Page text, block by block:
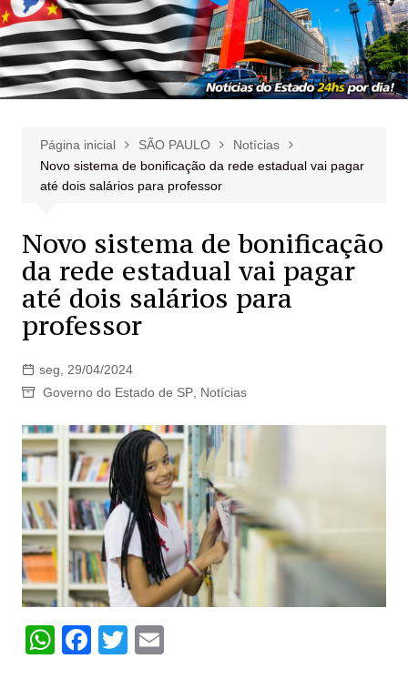
Página inicial SÃO PAULO
Notícias
Novo sistema de bonificação da rede estadual vai pagar
até dois salários para professor
Novo sistema de bonificação
da rede estadual vai pagar
até dois salários para
professor
seg, 29/04/2024
Governo do Estado de SP, Notícias
W F T E